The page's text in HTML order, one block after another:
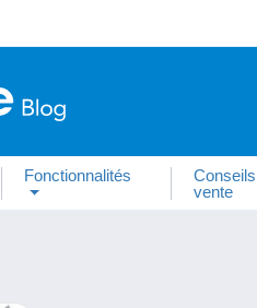
Fonctionnalités
vente